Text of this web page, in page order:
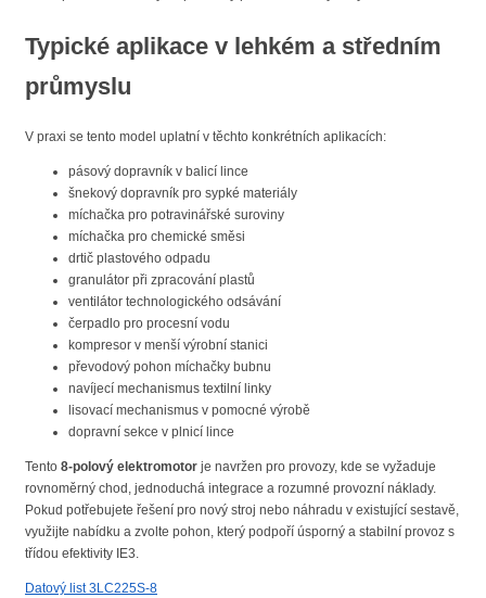
Typické aplikace v lehkém a středním
průmyslu
V praxi se tento model uplatní v těchto konkrétních aplikacích:
pásový dopravník v balicí lince
šnekový dopravník pro sypké materiály
míchačka pro potravinářské suroviny
míchačka pro chemické směsi
drtič plastového odpadu
granulátor při zpracování plastů
ventilátor technologického odsávání
čerpadlo pro procesní vodu
kompresor v menší výrobní stanici
převodový pohon míchačky bubnu
navíjecí mechanismus textilní linky
lisovací mechanismus v pomocné výrobě
dopravní sekce v plnicí lince
Tento 8-polový elektromotor je navržen pro provozy, kde se vyžaduje
rovnoměrný chod, jednoduchá integrace a rozumné provozní náklady.
Pokud potřebujete řešení pro nový stroj nebo náhradu v existující sestavě,
využijte nabídku a zvolte pohon, který podpoří úsporný a stabilní provoz s
třídou efektivity IE3.
Datový list 3LC225S-8